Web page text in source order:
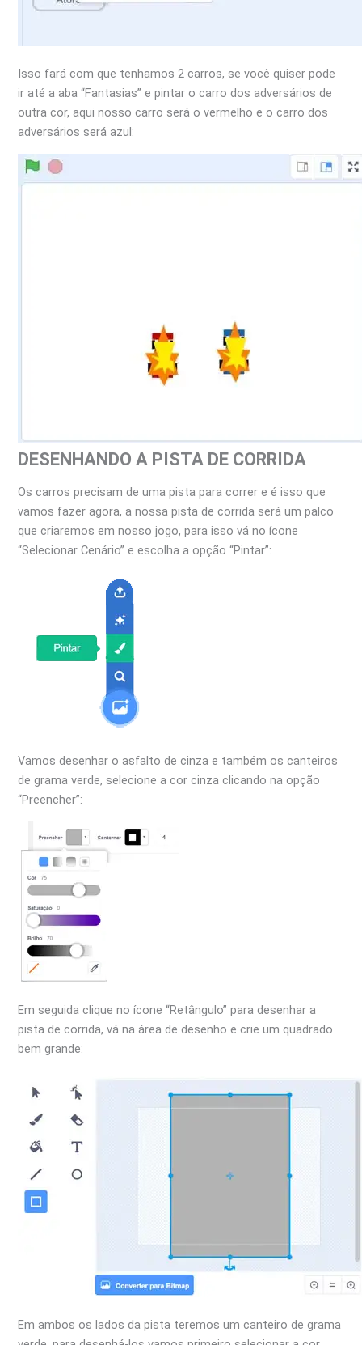
Isso fará com que tenhamos 2 carros, se você quiser pode
ir até a aba “Fantasias” e pintar o carro dos adversários de
outra cor, aqui nosso carro será o vermelho e o carro dos
adversários será azul:
DESENHANDO A PISTA DE CORRIDA
Os carros precisam de uma pista para correr e é isso que
vamos fazer agora, a nossa pista de corrida será um palco
que criaremos em nosso jogo, para isso vá no ícone
“Selecionar Cenário” e escolha a opção “Pintar”:
Vamos desenhar o asfalto de cinza e também os canteiros
de grama verde, selecione a cor cinza clicando na opção
“Preencher”:
Em seguida clique no ícone “Retângulo” para desenhar a
pista de corrida, vá na área de desenho e crie um quadrado
bem grande:
Em ambos os lados da pista teremos um canteiro de grama